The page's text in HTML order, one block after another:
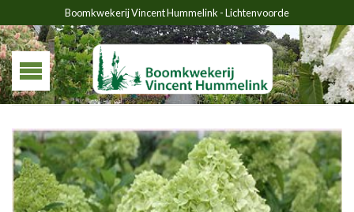
Boomkwekerij Vincent Hummelink - Lichtenvoorde